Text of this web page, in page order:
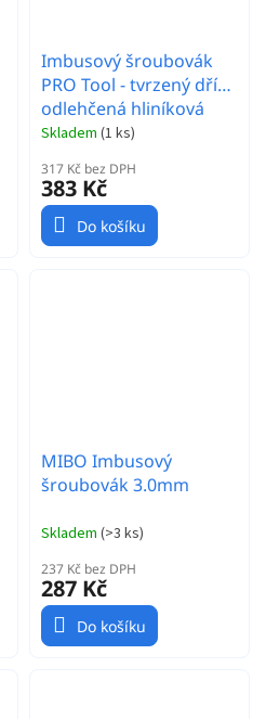
Imbusový šroubovák
PRO Tool - tvrzený dřík -
odlehčená hliníková
rukojeť - Hex 2.5 mm
Skladem (1 ks)
317 Kč bez DPH
383 Kč
Do košíku
MIBO Imbusový
šroubovák 3.0mm
Skladem (>3 ks)
237 Kč bez DPH
287 Kč
Do košíku